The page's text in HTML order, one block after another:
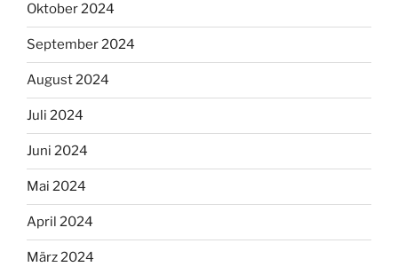
Oktober 2024
September 2024
August 2024
Juli 2024
Juni 2024
Mai 2024
April 2024
März 2024